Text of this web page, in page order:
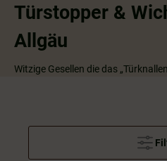
Türstopper &
Allgäu
Witzige Gesellen die das